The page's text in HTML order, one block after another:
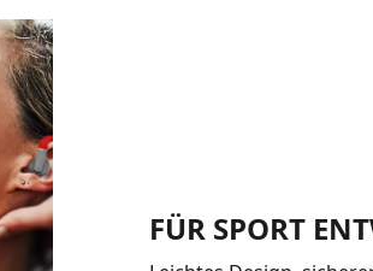
FÜR SPORT